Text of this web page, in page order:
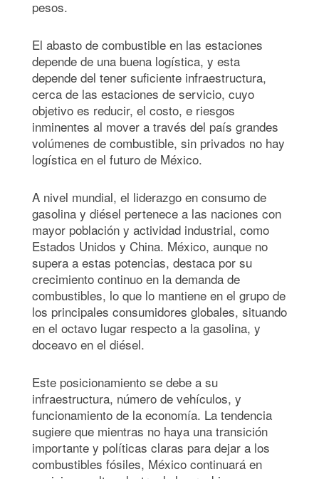
pesos.
El abasto de combustible en las estaciones
depende de una buena logística, y esta
depende del tener suficiente infraestructura,
cerca de las estaciones de servicio, cuyo
objetivo es reducir, el costo, e riesgos
inminentes al mover a través del país grandes
volúmenes de combustible, sin privados no hay
logística en el futuro de México.
A nivel mundial, el liderazgo en consumo de
gasolina y diésel pertenece a las naciones con
mayor población y actividad industrial, como
Estados Unidos y China. México, aunque no
supera a estas potencias, destaca por su
crecimiento continuo en la demanda de
combustibles, lo que lo mantiene en el grupo de
los principales consumidores globales, situando
en el octavo lugar respecto a la gasolina, y
doceavo en el diésel.
Este posicionamiento se debe a su
infraestructura, número de vehículos, y
funcionamiento de la economía. La tendencia
sugiere que mientras no haya una transición
importante y políticas claras para dejar a los
combustibles fósiles, México continuará en